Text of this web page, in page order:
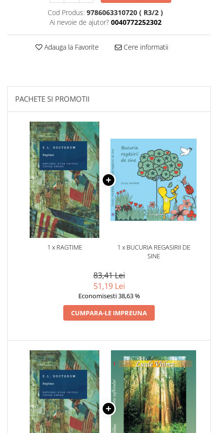
Cod Produs: 9786063310720 ( R3/2 )
Ai nevoie de ajutor? 0040772252302
Adauga la Favorite Cere informatii
PACHETE SI PROMOTII
1 x RAGTIME
1 x BUCURIA REGASIRII DE
SINE
83,41 Lei
51,19 Lei
Economisesti 38,63 %
CUMPARA-LE IMPREUNA